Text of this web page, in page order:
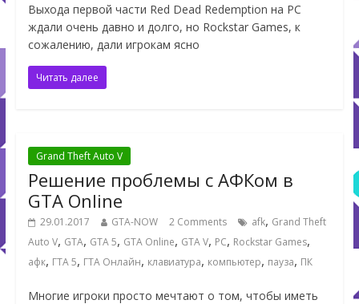
Выхода первой части Red Dead Redemption на PC
ждали очень давно и долго, но Rockstar Games, к
сожалению, дали игрокам ясно
Читать далее
Grand Theft Auto V
Решение проблемы с АФКом в
GTA Online
29.01.2017 GTA-NOW 2 Comments afk, Grand Theft
Auto V, GTA, GTA 5, GTA Online, GTA V, PC, Rockstar Games,
афк, ГТА 5, ГТА Онлайн, клавиатура, компьютер, пауза, ПК
Многие игроки просто мечтают о том, чтобы иметь